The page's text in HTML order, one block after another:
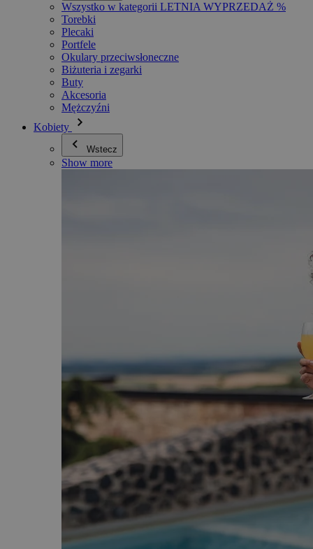
Wszystko w kategorii LETNIA WYPRZEDAŻ %
Torebki
Plecaki
Portfele
Okulary przeciwsłoneczne
Biżuteria i zegarki
Buty
Akcesoria
Mężczyźni
Kobiety
Wstecz
Show more